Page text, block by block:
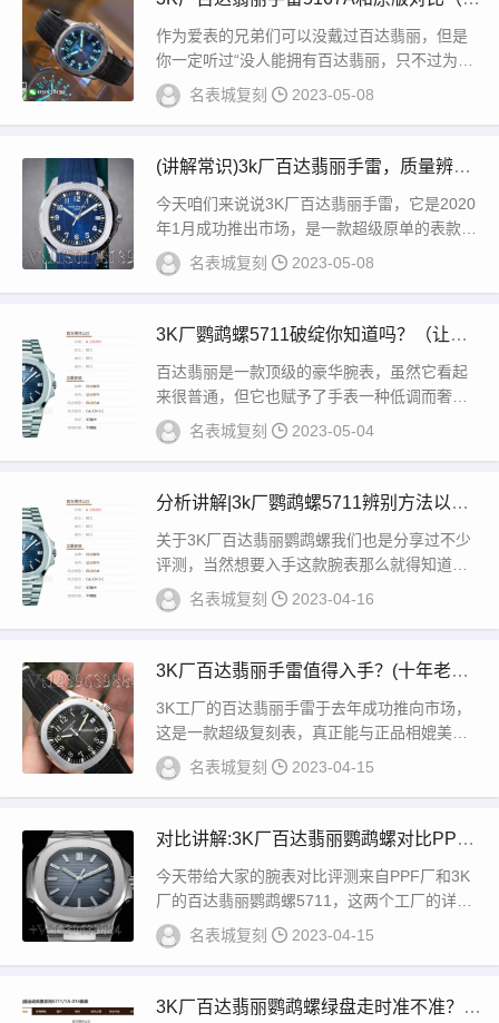
下三点秒懂3K厂手雷）
作为爱表的兄弟们可以没戴过百达翡丽，但是
你一定听过“没人能拥有百达翡丽，只不过为下
一代保管而已”这句广告语。如今，在百达翡丽
的客...
名表城复刻 2023-05-08
(讲解常识)3k厂百达翡丽手雷，质量辨别
技巧
今天咱们来说说3K厂百达翡丽手雷，它是2020
年1月成功推出市场，是一款超级原单的表款，
也是一款真正唯一‎可以和原装媲‎美的副本...
名表城复刻 2023-05-08
3K厂鹦鹉螺5711破绽你知道吗？（让您
轻松辨别真正3K厂）
百达翡丽是一款顶级的豪华腕表，虽然它看起
来很普通，但它也赋予了手表一种低调而奢华
的美感，赢得了各界表友的赞誉。鹦鹉螺的知
名度也非...
名表城复刻 2023-05-04
分析讲解|3k厂鹦鹉螺5711辨别方法以及
返修率如何？
关于3K厂百达翡丽鹦鹉螺我们也是分享过不少
评测，当然想要入手这款腕表那么就得知道怎
么分辨是否对版，3K厂可以说是复刻表市场
上...
名表城复刻 2023-04-16
3K厂百达翡丽手雷值得入手？(十年老师
傅分享经验)
3K工厂的百达翡丽手雷于去年成功推向市场，
这是一款超级复刻表，真正能与正品相媲美的
复制品手表。它是一款被表友赞誉的手表，其
厚...
名表城复刻 2023-04-15
对比讲解:3K厂百达翡丽鹦鹉螺对比PPF
厂，哪家没破绽？
今天带给大家的腕表对比评测来自PPF厂和3K
厂的百达翡丽鹦鹉螺5711，这两个工厂的详细
真假对比我都要做过详细的评测，不过最近有...
名表城复刻 2023-04-15
3K厂百达翡丽鹦鹉螺绿盘走时准不准？以